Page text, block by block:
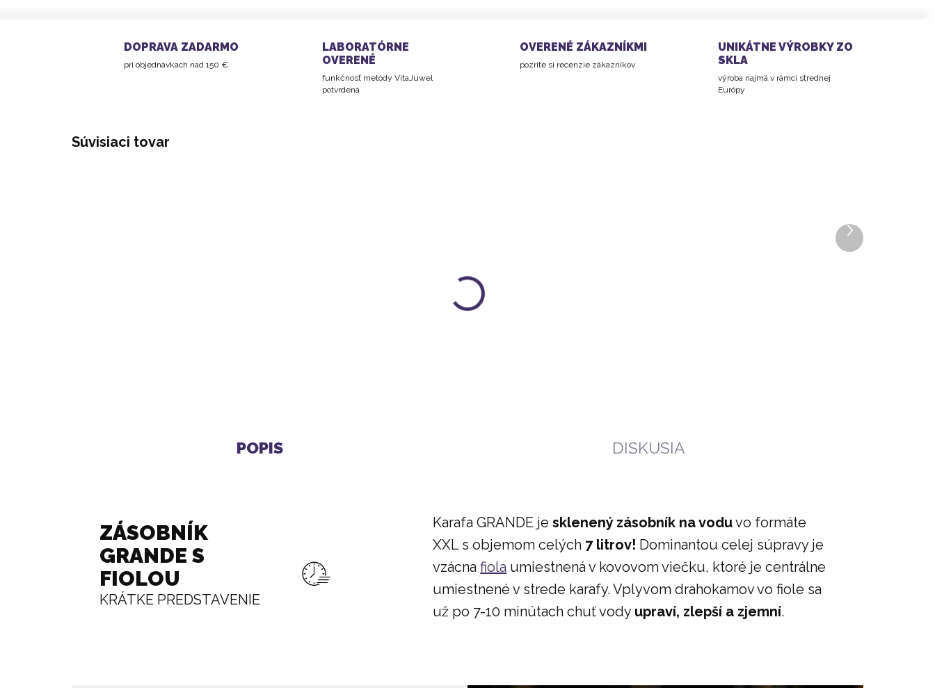
DOPRAVA ZADARMO
pri objednávkach nad 150 €
LABORATÓRNE
OVERENÉ
funkčnosť metódy VitaJuwel
potvrdená
OVERENÉ ZÁKAZNÍKMI
pozrite si recenzie zákazníkov
UNIKÁTNE VÝROBKY ZO
SKLA
výroba najmä v rámci strednej
Európy
Súvisiaci tovar
Ďalší
produkt
POPIS DISKUSIA
ZÁSOBNÍK
GRANDE S
FIOLOU
KRÁTKE PREDSTAVENIE
Karafa GRANDE jesklenený zásobník na voduvo formáte
XXL s objemom celých 7 litrov! Dominantou celej súpravy je
vzácnafiola umiestnená v kovovom viečku, ktoré je centrálne
umiestnené v strede karafy. Vplyvom drahokamov vo fiole sa
už po 7-10 minútach chuť vody upraví, zlepší a zjemní.